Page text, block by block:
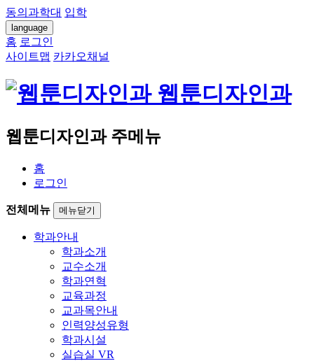
동의과학대 입학
language
홈 로그인
사이트맵 카카오채널
웹툰디자인과
웹툰디자인과 주메뉴
홈
로그인
전체메뉴 메뉴닫기
학과안내
학과소개
교수소개
학과연혁
교육과정
교과목안내
인력양성유형
학과시설
실습실 VR